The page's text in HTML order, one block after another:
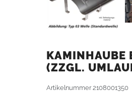
KAMINHAUBE
ZZGL.
Artikelnummer2108001350